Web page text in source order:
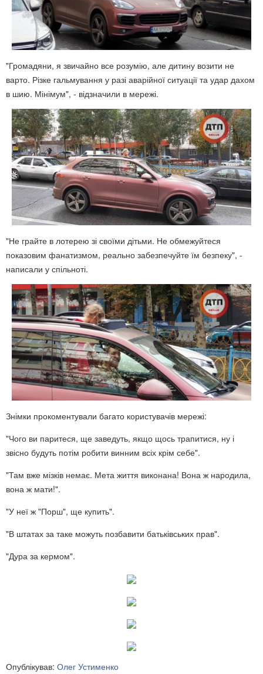
"Громадяни, я звичайно все розумію, але дитину возити не
варто. Різке гальмування у разі аварійної ситуації та удар дахом
в шию. Мінімум", - відзначили в мережі.
"Не грайте в лотерею зі своїми дітьми. Не обмежуйтеся
показовим фанатизмом, реально забезпечуйте їм безпеку", -
написали у спільноті.
Знімки прокоментували багато користувачів мережі:
"Чого ви паритеся, ще заведуть, якщо щось трапитися, ну і
звісно будуть потім робити винним всіх крім себе".
"Там вже мізків немає. Мета життя виконана! Вона ж народила,
вона ж мати!".
"У неї ж "Порш", ще купить".
"В штатах за таке можуть позбавити батьківських прав".
"Дура за кермом".
Опублікував: Олег Устименко